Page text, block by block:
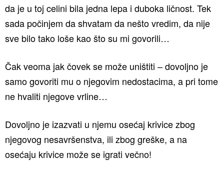
da je u toj celini bila jedna lepa i duboka ličnost. Tek
sada počinjem da shvatam da nešto vredim, da nije
sve bilo tako loše kao što su mi govorili…
Čak veoma jak čovek se može uništiti – dovoljno je
samo govoriti mu o njegovim nedostacima, a pri tome
ne hvaliti njegove vrline…
Dovoljno je izazvati u njemu osećaj krivice zbog
njegovog nesavršenstva, ili zbog greške, a na
osećaju krivice može se igrati večno!